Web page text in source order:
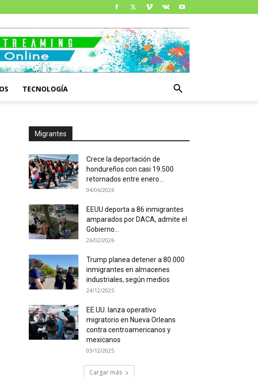
TECNOLOGÍA
Migrantes
Crece la deportación de
hondureños con casi 19.500
retornados entre enero...
04/06/2026
EEUU deporta a 86 inmigrantes
amparados por DACA, admite el
Gobierno...
26/02/2026
Trump planea detener a 80.000
inmigrantes en almacenes
industriales, según medios
24/12/2025
EE.UU. lanza operativo
migratorio en Nueva Orleans
contra centroamericanos y
mexicanos
03/12/2025
Cargar más